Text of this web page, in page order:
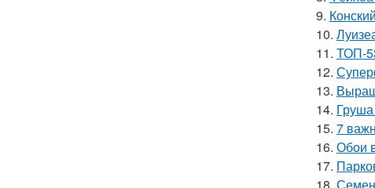
9.
10.
11. ТОП-
12.
13.
14.
15. 7
16. Обои
17.